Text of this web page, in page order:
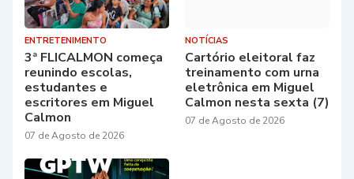
ENTRETENIMENTO
3ª FLICALMON começa
reunindo escolas,
estudantes e
escritores em Miguel
Calmon
07 de Agosto de 2026
NOTÍCIAS
Cartório eleitoral faz
treinamento com urna
eletrônica em Miguel
Calmon nesta sexta (7)
07 de Agosto de 2026